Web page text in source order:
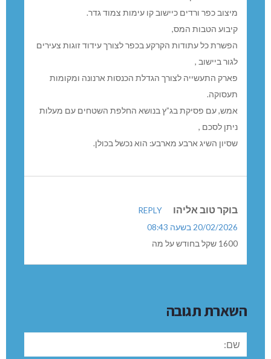
מיצוב כפר ורדים כיישוב קו עימות צמוד גדר.
קיבוע הטבות המס,
הפשרת כל עתודות הקרקע בכפר לצורך עידוד זוגות צעירים
לגור ביישוב ,
פארק התעשייה לצורך הגדלת הכנסות ארנונה ומקומות
תעסוקה.
אמש, עם פסיקת בג”ץ בנושא החלפת השטחים עם מעלות
ניתן לסכם ,
שסיון השיג ארבע מארבע: הוא נכשל בכולן.
בוקר טוב אליהו
REPLY
20/02/2026 בשעה 08:43
1600 שקל בחודש על מה
השארת תגובה
שם: